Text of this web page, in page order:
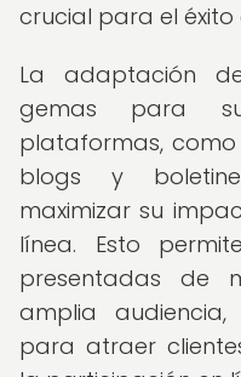
crucial para el
La adaptación
gemas para
plataformas, como
blogs y
maximizar su
línea. Esto
presentadas de
amplia
para atraer